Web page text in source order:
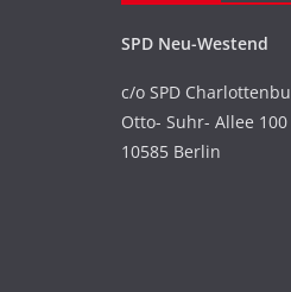
SPD Neu-Westend
c/o SPD
Otto- Suhr- Allee 100
10585 Berlin